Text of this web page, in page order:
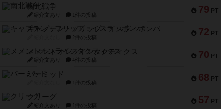
79 PT
南北戦争
紹介文あり 1件の投稿
72 PT
キャプテン・フリップ：イスラ・ボンバ
2件の投稿
70 PT
メメントオンラインタクティクス
紹介文あり 4件の投稿
68 PT
パーミッド
1件の投稿
57 PT
クリーグ
紹介文あり 1件の投稿